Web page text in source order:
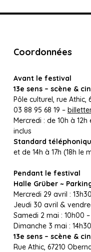
Coordonnées
Avant le festival
13e sens – scène &
Pôle culturel, rue Athic,
03 88 95 68 19 –
Mercredi : de 10h à 12h
inclus
Standard
et de 14h à 17h (18h le
Pendant le festival
Halle Grüber ~
Mercredi 29 avril :
Jeudi 30 avril &
Samedi 2 mai : 10h00
Dimanche 3 mai :
13e sens – scène &
Rue Athic, 67210